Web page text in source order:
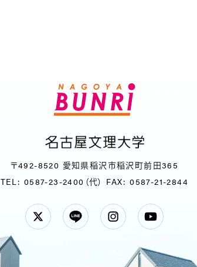
〒492-8520 愛知県稲沢市稲沢町前田365
TEL: 0587-23-2400（代） FAX: 0587-21-2844